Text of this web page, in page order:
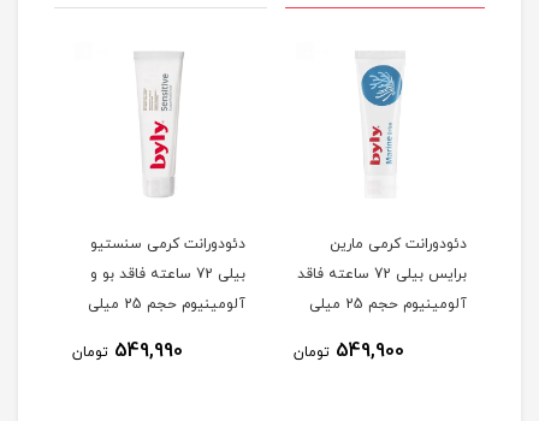
دئودورانت کرمی مارین
برایس بیلی 72 ساعته فاقد
آلومینیوم حجم 25 میلی
549,900 تومان
دئودورانت کرمی سنستیو
بیلی 72 ساعته فاقد بو و
آلومینیوم حجم 25 میلی
549,990 تومان